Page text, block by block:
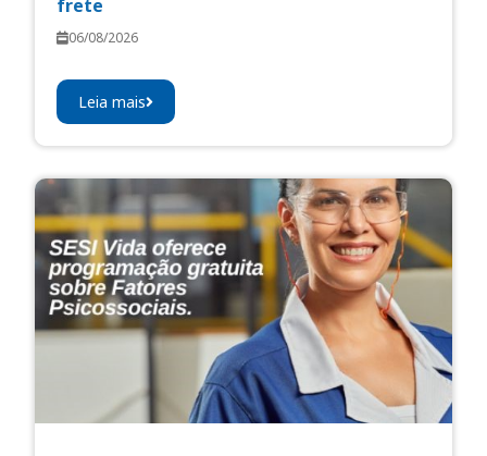
frete
06/08/2026
Leia mais